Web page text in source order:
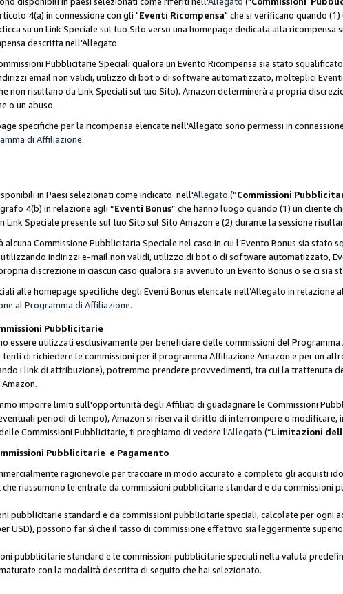
4(a) in connessione con gli "Eventi Ricompensa" che si verificano quando
su un Link Speciale sul tuo Sito verso una homepage dedicata alla ricompensa
descritta nell'Allegato.
Pubblicitarie Speciali qualora un Evento Ricompensa sia stato
email non validi, utilizzo di bot o di software automatizzato, molteplici Eventi
non risultano da Link Speciali sul tuo Sito). Amazon determinerà a propria
o un abuso.
specifiche per la ricompensa elencate nell'Allegato sono permessi in
di Affiliazione.
in Paesi selezionati come indicato nell'Allegato (“Commissioni
4(b) in relazione agli “Eventi Bonus” che hanno luogo quando (1) un cliente
Link Speciale presente sul tuo Sito sul Sito Amazon e (2) durante la sessione
alcuna Commissione Pubblicitaria Speciale nel caso in cui l’Evento Bonus sia stato
indirizzi e-mail non validi, utilizzo di bot o di software automatizzato,
discrezione in ciascun caso qualora sia avvenuto un Evento Bonus o se ci sia
alle homepage specifiche degli Eventi Bonus elencate nell’Allegato in
al Programma di Affiliazione.
Pubblicitarie
essere utilizzati esclusivamente per beneficiare delle commissioni del
di richiedere le commissioni per il programma Affiliazione Amazon e per un
i link di attribuzione), potremmo prendere provvedimenti, tra cui la trattenuta
imporre limiti sull'opportunità degli Affiliati di guadagnare le Commissioni
periodi di tempo), Amazon si riserva il diritto di interrompere o
Commissioni Pubblicitarie, ti preghiamo di vedere l'Allegato (“Limitazioni
Pubblicitarie e Pagamento
ragionevole per tracciare in modo accurato e completo gli acquisti
riassumono le entrate da commissioni pubblicitarie standard e da commissioni
pubblicitarie standard e da commissioni pubblicitarie speciali, calcolate per
USD), possono far sì che il tasso di commissione effettivo sia leggermente
pubblicitarie standard e le commissioni pubblicitarie speciali nella valuta
con la modalità descritta di seguito che hai selezionato.